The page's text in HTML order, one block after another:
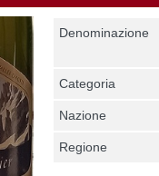
Denominazione
Categoria
Nazione
Regione